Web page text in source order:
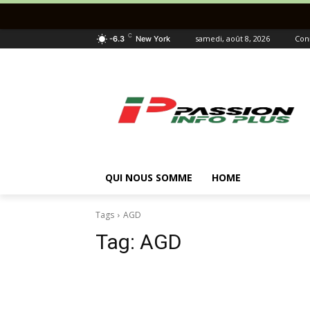
-6.3 C New York samedi, août 8, 2026
QUI NOUS SOMME HOME
Tags AGD
Tag: AGD